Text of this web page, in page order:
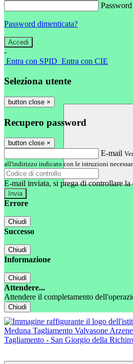
Password
Password dimenticata?
-
Entra con SPID Entra con CIE
Seleziona utente
button close ×
Recupero password
button close ×
E-mail
all'indirizzo indicato con le istruzioni
E-mail inviata, si prega di controllare la
Errore
Chiudi
Successo
Chiudi
Informazione
Chiudi
Attendere...
Attendere il completamento
Chiudi